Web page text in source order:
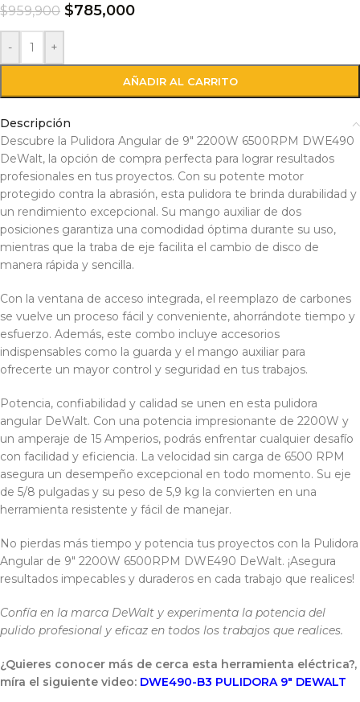
$959,900 $785,000
- +
AÑADIR AL CARRITO
Descripción
Descubre la Pulidora Angular de 9″ 2200W 6500RPM DWE490
DeWalt, la opción de compra perfecta para lograr resultados
profesionales en tus proyectos. Con su potente motor
protegido contra la abrasión, esta pulidora te brinda durabilidad y
un rendimiento excepcional. Su mango auxiliar de dos
posiciones garantiza una comodidad óptima durante su uso,
mientras que la traba de eje facilita el cambio de disco de
manera rápida y sencilla.
Con la ventana de acceso integrada, el reemplazo de carbones
se vuelve un proceso fácil y conveniente, ahorrándote tiempo y
esfuerzo. Además, este combo incluye accesorios
indispensables como la guarda y el mango auxiliar para
ofrecerte un mayor control y seguridad en tus trabajos.
Potencia, confiabilidad y calidad se unen en esta pulidora
angular DeWalt. Con una potencia impresionante de 2200W y
un amperaje de 15 Amperios, podrás enfrentar cualquier desafío
con facilidad y eficiencia. La velocidad sin carga de 6500 RPM
asegura un desempeño excepcional en todo momento. Su eje
de 5/8 pulgadas y su peso de 5,9 kg la convierten en una
herramienta resistente y fácil de manejar.
No pierdas más tiempo y potencia tus proyectos con la Pulidora
Angular de 9″ 2200W 6500RPM DWE490 DeWalt. ¡Asegura
resultados impecables y duraderos en cada trabajo que realices!
Confía en la marca DeWalt y experimenta la potencia del
pulido profesional y eficaz en todos los trabajos que realices.
¿Quieres conocer más de cerca esta herramienta eléctrica?,
míra el siguiente video: DWE490-B3 PULIDORA 9″ DEWALT